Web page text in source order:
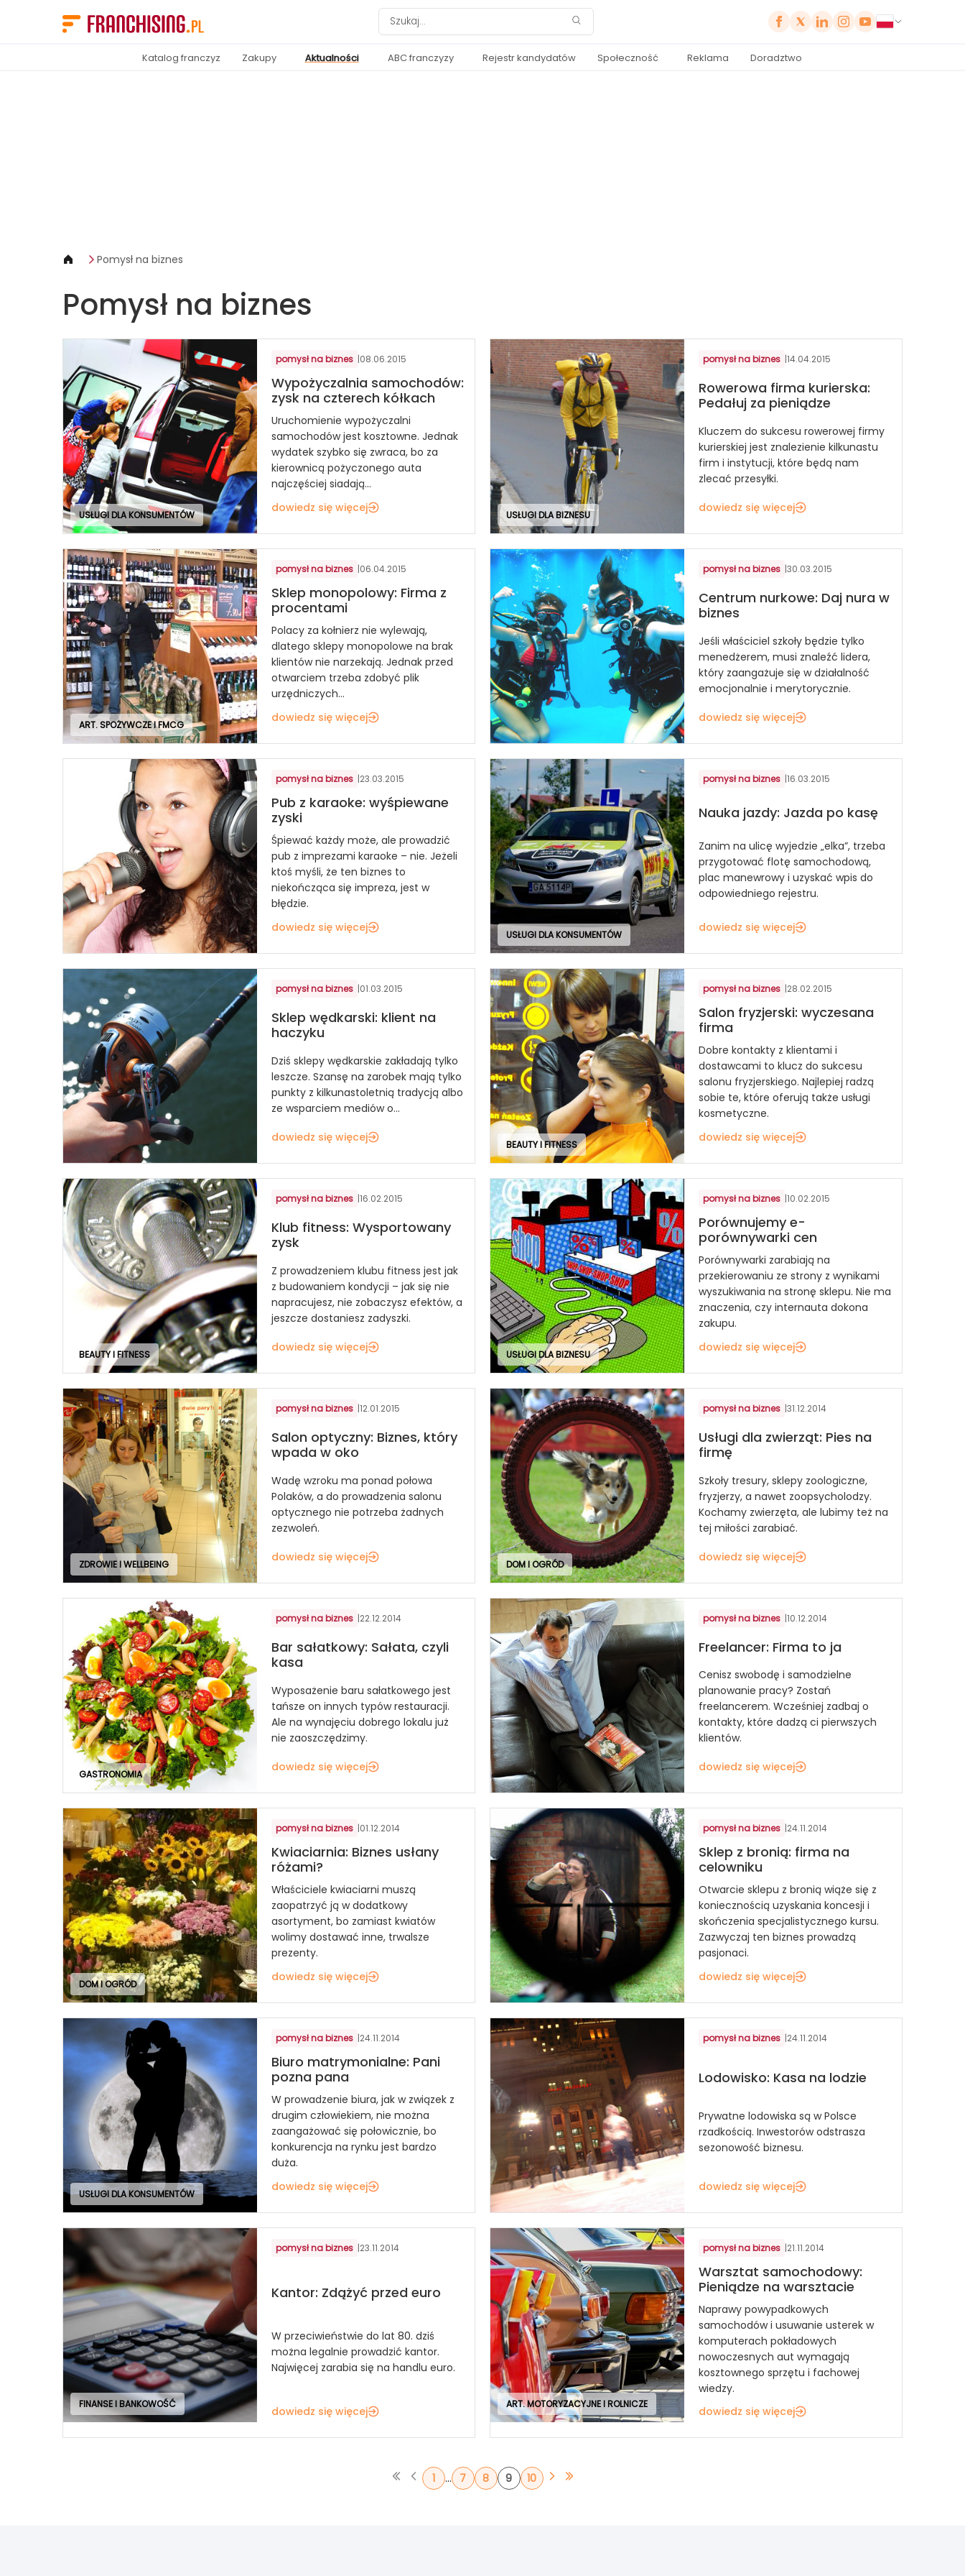
Katalog franczyz Zakupy Aktualności ABC franczyzy Rejestr kandydatów Społeczność Reklama Doradztwo
Pomysł na biznes
Pomysł na biznes
USŁUGI DLA KONSUMENTÓW
pomysł na biznes |08.06.2015
Wypożyczalnia samochodów:
zysk na czterech kółkach
Uruchomienie wypożyczalni
samochodów jest kosztowne. Jednak
wydatek szybko się zwraca, bo za
kierownicą pożyczonego auta
najczęściej siadają...
dowiedz się więcej
USŁUGI DLA BIZNESU
pomysł na biznes |14.04.2015
Rowerowa firma kurierska:
Pedałuj za pieniądze
Kluczem do sukcesu rowerowej firmy
kurierskiej jest znalezienie kilkunastu
firm i instytucji, które będą nam
zlecać przesyłki.
dowiedz się więcej
ART. SPOŻYWCZE I FMCG
pomysł na biznes |06.04.2015
Sklep monopolowy: Firma z
procentami
Polacy za kołnierz nie wylewają,
dlatego sklepy monopolowe na brak
klientów nie narzekają. Jednak przed
otwarciem trzeba zdobyć plik
urzędniczych...
dowiedz się więcej
pomysł na biznes |30.03.2015
Centrum nurkowe: Daj nura w
biznes
Jeśli właściciel szkoły będzie tylko
menedżerem, musi znaleźć lidera,
który zaangażuje się w działalność
emocjonalnie i merytorycznie.
dowiedz się więcej
pomysł na biznes |23.03.2015
Pub z karaoke: wyśpiewane
zyski
Śpiewać każdy może, ale prowadzić
pub z imprezami karaoke – nie. Jeżeli
ktoś myśli, że ten biznes to
niekończąca się impreza, jest w
błędzie.
dowiedz się więcej
USŁUGI DLA KONSUMENTÓW
pomysł na biznes |16.03.2015
Nauka jazdy: Jazda po kasę
Zanim na ulicę wyjedzie „elka”, trzeba
przygotować flotę samochodową,
plac manewrowy i uzyskać wpis do
odpowiedniego rejestru.
dowiedz się więcej
pomysł na biznes |01.03.2015
Sklep wędkarski: klient na
haczyku
Dziś sklepy wędkarskie zakładają tylko
leszcze. Szansę na zarobek mają tylko
punkty z kilkunastoletnią tradycją albo
ze wsparciem mediów o...
dowiedz się więcej
BEAUTY I FITNESS
pomysł na biznes |28.02.2015
Salon fryzjerski: wyczesana
firma
Dobre kontakty z klientami i
dostawcami to klucz do sukcesu
salonu fryzjerskiego. Najlepiej radzą
sobie te, które oferują także usługi
kosmetyczne.
dowiedz się więcej
BEAUTY I FITNESS
pomysł na biznes |16.02.2015
Klub fitness: Wysportowany
zysk
Z prowadzeniem klubu fitness jest jak
z budowaniem kondycji – jak się nie
napracujesz, nie zobaczysz efektów, a
jeszcze dostaniesz zadyszki.
dowiedz się więcej
USŁUGI DLA BIZNESU
pomysł na biznes |10.02.2015
Porównujemy e-
porównywarki cen
Porównywarki zarabiają na
przekierowaniu ze strony z wynikami
wyszukiwania na stronę sklepu. Nie ma
znaczenia, czy internauta dokona
zakupu.
dowiedz się więcej
ZDROWIE I WELLBEING
pomysł na biznes |12.01.2015
Salon optyczny: Biznes, który
wpada w oko
Wadę wzroku ma ponad połowa
Polaków, a do prowadzenia salonu
optycznego nie potrzeba żadnych
zezwoleń.
dowiedz się więcej
DOM I OGRÓD
pomysł na biznes |31.12.2014
Usługi dla zwierząt: Pies na
firmę
Szkoły tresury, sklepy zoologiczne,
fryzjerzy, a nawet zoopsycholodzy.
Kochamy zwierzęta, ale lubimy też na
tej miłości zarabiać.
dowiedz się więcej
GASTRONOMIA
pomysł na biznes |22.12.2014
Bar sałatkowy: Sałata, czyli
kasa
Wyposażenie baru sałatkowego jest
tańsze on innych typów restauracji.
Ale na wynajęciu dobrego lokalu już
nie zaoszczędzimy.
dowiedz się więcej
pomysł na biznes |10.12.2014
Freelancer: Firma to ja
Cenisz swobodę i samodzielne
planowanie pracy? Zostań
freelancerem. Wcześniej zadbaj o
kontakty, które dadzą ci pierwszych
klientów.
dowiedz się więcej
DOM I OGRÓD
pomysł na biznes |01.12.2014
Kwiaciarnia: Biznes usłany
różami?
Właściciele kwiaciarni muszą
zaopatrzyć ją w dodatkowy
asortyment, bo zamiast kwiatów
wolimy dostawać inne, trwalsze
prezenty.
dowiedz się więcej
pomysł na biznes |24.11.2014
Sklep z bronią: firma na
celowniku
Otwarcie sklepu z bronią wiąże się z
koniecznością uzyskania koncesji i
skończenia specjalistycznego kursu.
Zazwyczaj ten biznes prowadzą
pasjonaci.
dowiedz się więcej
USŁUGI DLA KONSUMENTÓW
pomysł na biznes |24.11.2014
Biuro matrymonialne: Pani
pozna pana
W prowadzenie biura, jak w związek z
drugim człowiekiem, nie można
zaangażować się połowicznie, bo
konkurencja na rynku jest bardzo
duża.
dowiedz się więcej
pomysł na biznes |24.11.2014
Lodowisko: Kasa na lodzie
Prywatne lodowiska są w Polsce
rzadkością. Inwestorów odstrasza
sezonowość biznesu.
dowiedz się więcej
FINANSE I BANKOWOŚĆ
pomysł na biznes |23.11.2014
Kantor: Zdążyć przed euro
W przeciwieństwie do lat 80. dziś
można legalnie prowadzić kantor.
Najwięcej zarabia się na handlu euro.
dowiedz się więcej
ART. MOTORYZACYJNE I ROLNICZE
pomysł na biznes |21.11.2014
Warsztat samochodowy:
Pieniądze na warsztacie
Naprawy powypadkowych
samochodów i usuwanie usterek w
komputerach pokładowych
nowoczesnych aut wymagają
kosztownego sprzętu i fachowej
wiedzy.
dowiedz się więcej
1 ... 7 8 9 10